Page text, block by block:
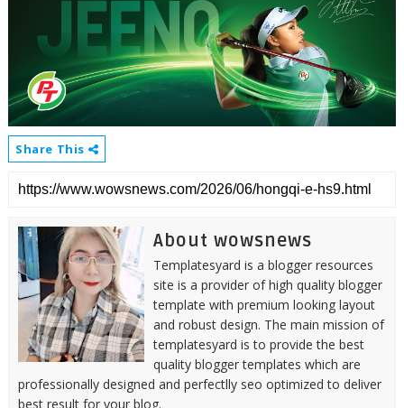
Share This
About wowsnews
Templatesyard is a blogger resources
site is a provider of high quality blogger
template with premium looking layout
and robust design. The main mission of
templatesyard is to provide the best
quality blogger templates which are
professionally designed and perfectlly seo optimized to deliver
best result for your blog.